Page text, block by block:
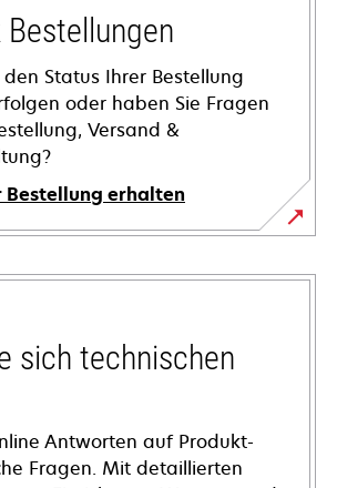
Status Ihrer Bestellung
oder haben Sie Fragen
Versand &
Bestellung erhalten
sich technischen
Antworten auf Produkt-
Fragen. Mit detaillierten